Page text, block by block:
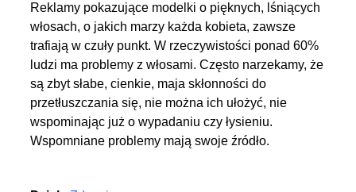
Reklamy pokazujące modelki o pięknych, lśniących
włosach, o jakich marzy każda kobieta, zawsze
trafiają w czuły punkt. W rzeczywistości ponad 60%
ludzi ma problemy z włosami. Często narzekamy, że
są zbyt słabe, cienkie, maja skłonności do
przetłuszczania się, nie można ich ułożyć, nie
wspominając już o wypadaniu czy łysieniu.
Wspomniane problemy mają swoje źródło.